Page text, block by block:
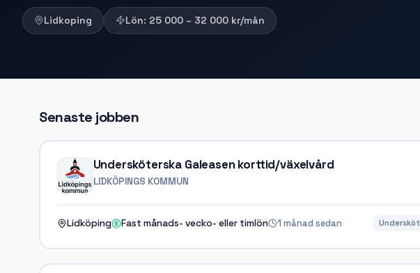
Lidkoping Lön: 25 000 – 32 000 kr/mån
Senaste jobben
Undersköterska Galeasen korttid/växelvård
LIDKÖPINGS KOMMUN
Lidköping Fast månads- vecko- eller timlön 1 månad sedan